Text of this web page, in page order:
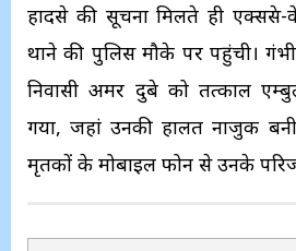
​​हादसे की सूचना मिलते ही
थाने की पुलिस मौके पर पहुंची।
निवासी अमर दुबे को तत्काल
गया, जहां उनकी हालत नाजुक
मृतकों के मोबाइल फोन से उनके